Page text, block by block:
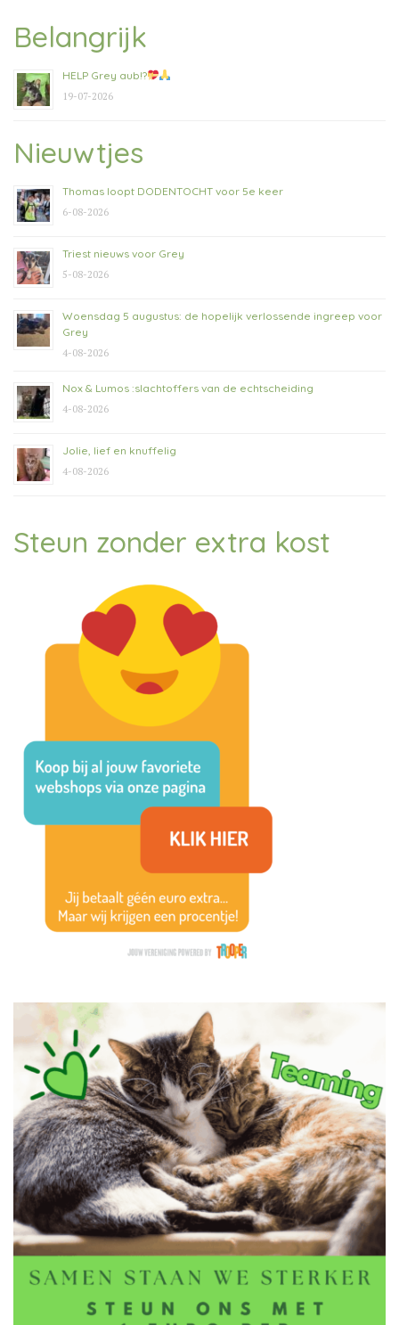
Belangrijk
HELP Grey aub!?
19-07-2026
Nieuwtjes
Thomas loopt DODENTOCHT voor 5e keer
6-08-2026
Triest nieuws voor Grey
5-08-2026
Woensdag 5 augustus: de hopelijk verlossende ingreep voor
Grey
4-08-2026
Nox & Lumos :slachtoffers van de echtscheiding
4-08-2026
Jolie, lief en knuffelig
4-08-2026
Steun zonder extra kost